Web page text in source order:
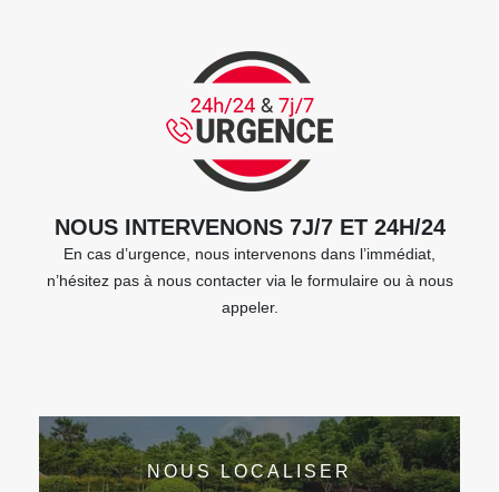
NOUS INTERVENONS 7J/7 ET 24H/24
En cas d’urgence, nous intervenons dans l’immédiat,
n’hésitez pas à nous contacter via le formulaire ou à nous
appeler.
NOUS LOCALISER